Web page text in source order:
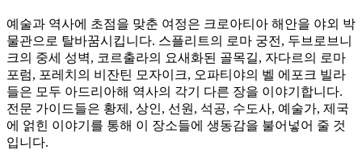
예술과 역사에 초점을 맞춘 여정은 크로아티아 해안을 야외 박
물관으로 탈바꿈시킵니다. 스플리트의 로마 궁전, 두브로브니
크의 중세 성벽, 코르출라의 요새화된 골목길, 자다르의 로마
포럼, 포레치의 비잔틴 모자이크, 오파티야의 벨 에포크 빌라
들은 모두 아드리아해 역사의 각기 다른 장을 이야기합니다.
전문 가이드들은 황제, 상인, 선원, 석공, 수도사, 예술가, 제국
에 얽힌 이야기를 통해 이 장소들에 생동감을 불어넣어 줄 것
입니다.